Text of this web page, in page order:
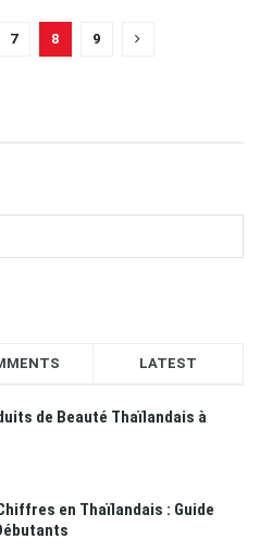
7 8 9
LATEST
de Beauté Thaïlandais à
en Thaïlandais : Guide